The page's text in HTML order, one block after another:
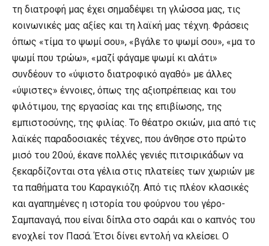
τη διατροφή μας έχει σημαδέψει τη γλώσσα μας, τις
κοινωνικές μας αξίες και τη λαϊκή μας τέχνη. Φράσεις
όπως «τίμα το ψωμί σου», «βγάλε το ψωμί σου», «μα το
ψωμί που τρώω», «μαζί φάγαμε ψωμί κι αλάτι»
συνδέουν το «ύψιστο διατροφικό αγαθό» με άλλες
«ύψιστες» έννοιες, όπως της αξιοπρέπειας και του
φιλότιμου, της εργασίας και της επιβίωσης, της
εμπιστοσύνης, της φιλίας. Το θέατρο σκιών, μια από τις
λαϊκές παραδοσιακές τέχνες, που άνθησε στο πρώτο
μισό του 20ού, έκανε πολλές γενιές πιτσιρικάδων να
ξεκαρδίζονται στα γέλια στις πλατείες των χωριών με
τα παθήματα του Καραγκιόζη. Από τις πλέον κλασικές
και αγαπημένες η ιστορία του φούρνου του γέρο-
Σαμπαναγά, που είναι δίπλα στο σαράι και ο καπνός του
ενοχλεί τον Πασά. Έτσι δίνει εντολή να κλείσει. Ο